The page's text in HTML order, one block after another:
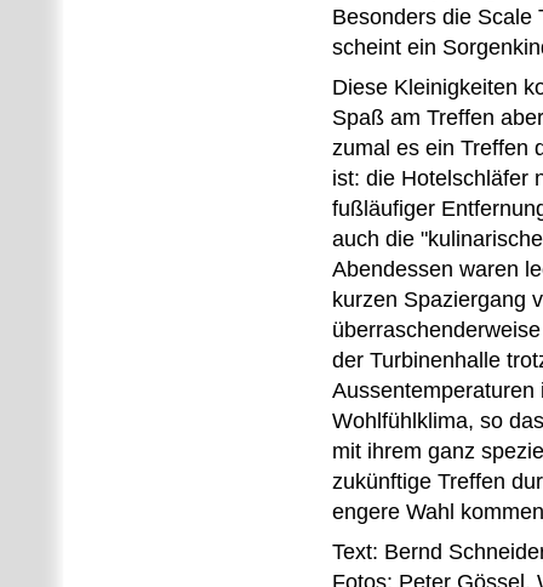
Besonders die Scale
scheint ein
Diese Kleinigkeiten
Spaß am Treffen
zumal es ein Treffen
ist: die Hotelschläfer
fußläufiger
auch die
Abendessen waren
kurzen Spaziergang
der Turbinenhalle
Aussentemperaturen
Wohlfühlklima, so
mit ihrem ganz
zukünftige Treffen
engere Wahl
Text: Bernd
Fotos: Peter Gössel,